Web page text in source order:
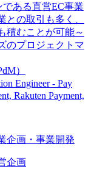
ある直営EC事業
との取引も多く、
積むことが可能～
のプロジェクトマ
）
Engineer - Pay
Rakuten Payment,
企画・事業開発
企画